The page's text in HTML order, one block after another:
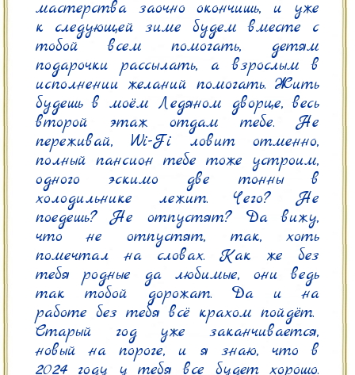
мастерства заочно окончишь, и уже
к следующей зиме будем вместе с
тобой всем помогать, детям
подарочки рассылать, а взрослым в
исполнении желаний помогать. Жить
будешь в моём Ледяном дворце, весь
второй этаж отдам тебе. Не
переживай, Wi-Fi ловит отменно,
полный пансион тебе тоже устроим,
одного эскимо две тонны в
холодильнике лежит. Чего? Не
поедешь? Не отпустят? Да вижу,
что не отпустят, так, хоть
помечтал на словах. Как же без
тебя родные да любимые, они ведь
так тобой дорожат. Да и на
работе без тебя всё крахом пойдёт.
Старый год уже заканчивается,
новый на пороге, и я знаю, что в
2024 году у тебя все будет хорошо.